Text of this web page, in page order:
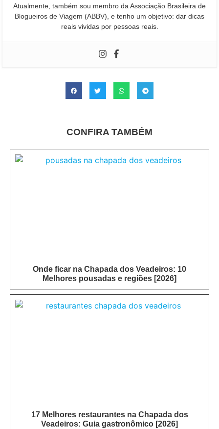
Atualmente, também sou membro da Associação Brasileira de
Blogueiros de Viagem (ABBV), e tenho um objetivo: dar dicas
reais vividas por pessoas reais.
CONFIRA TAMBÉM
Onde ficar na Chapada dos Veadeiros: 10
Melhores pousadas e regiões [2026]
17 Melhores restaurantes na Chapada dos
Veadeiros: Guia gastronômico [2026]